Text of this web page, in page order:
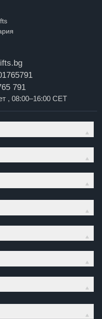
791
, 08:00–16:00 CET